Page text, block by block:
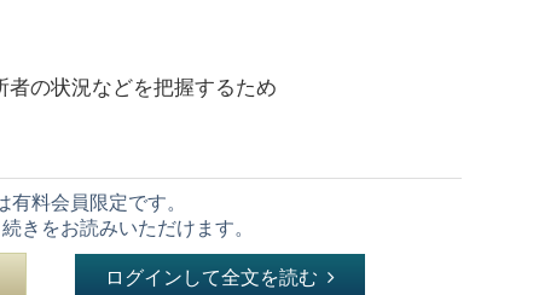
の状況などを把握するため
有料会員限定です。
きをお読みいただけます。
ログインして全文を読む